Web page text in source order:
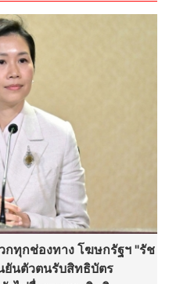
ทุกช่องทาง โฆษกรัฐฯ "รัช
ยันตัวตนรับสิทธิบัตร